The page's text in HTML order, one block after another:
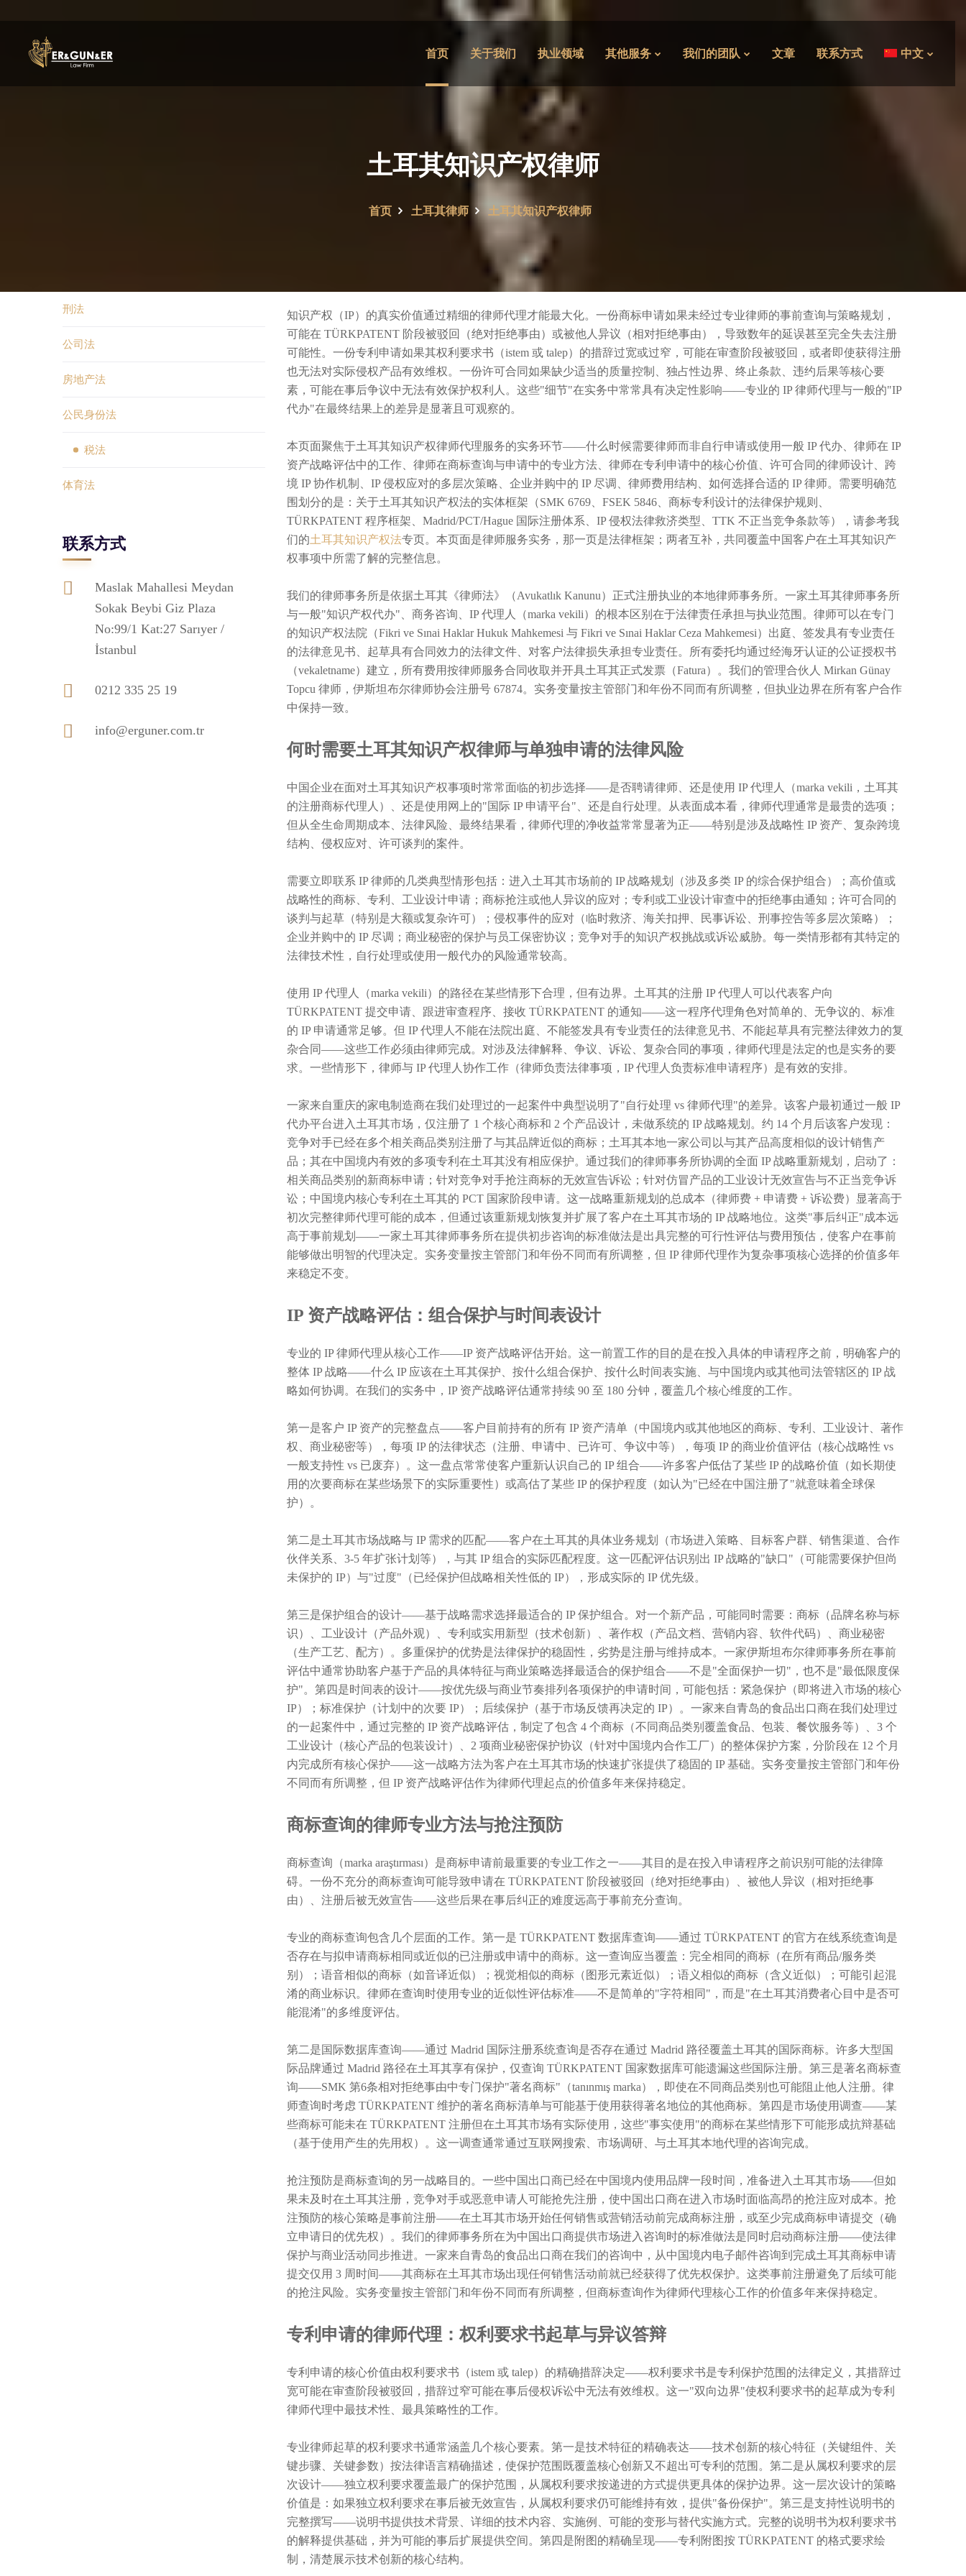
首页 关于我们 执业领域 其他服务 我们的团队 文章 联系方式 中文
土耳其知识产权律师
首页 土耳其律师 土耳其知识产权律师
知识产权（IP）的真实价值通过精细的律师代理才能最大化。一份商标申请如果未经过专业律师的事前查询与策略规划，
可能在 TÜRKPATENT 阶段被驳回（绝对拒绝事由）或被他人异议（相对拒绝事由），导致数年的延误甚至完全失去注册
可能性。一份专利申请如果其权利要求书（istem 或 talep）的措辞过宽或过窄，可能在审查阶段被驳回，或者即使获得注册
也无法对实际侵权产品有效维权。一份许可合同如果缺少适当的质量控制、独占性边界、终止条款、违约后果等核心要
素，可能在事后争议中无法有效保护权利人。这些"细节"在实务中常常具有决定性影响——专业的 IP 律师代理与一般的"IP
代办"在最终结果上的差异是显著且可观察的。
本页面聚焦于土耳其知识产权律师代理服务的实务环节——什么时候需要律师而非自行申请或使用一般 IP 代办、律师在 IP
资产战略评估中的工作、律师在商标查询与申请中的专业方法、律师在专利申请中的核心价值、许可合同的律师设计、跨
境 IP 协作机制、IP 侵权应对的多层次策略、企业并购中的 IP 尽调、律师费用结构、如何选择合适的 IP 律师。需要明确范
围划分的是：关于土耳其知识产权法的实体框架（SMK 6769、FSEK 5846、商标专利设计的法律保护规则、
TÜRKPATENT 程序框架、Madrid/PCT/Hague 国际注册体系、IP 侵权法律救济类型、TTK 不正当竞争条款等），请参考我
们的土耳其知识产权法专页。本页面是律师服务实务，那一页是法律框架；两者互补，共同覆盖中国客户在土耳其知识产
权事项中所需了解的完整信息。
我们的律师事务所是依据土耳其《律师法》（Avukatlık Kanunu）正式注册执业的本地律师事务所。一家土耳其律师事务所
与一般"知识产权代办"、商务咨询、IP 代理人（marka vekili）的根本区别在于法律责任承担与执业范围。律师可以在专门
的知识产权法院（Fikri ve Sınai Haklar Hukuk Mahkemesi 与 Fikri ve Sınai Haklar Ceza Mahkemesi）出庭、签发具有专业责任
的法律意见书、起草具有合同效力的法律文件、对客户法律损失承担专业责任。所有委托均通过经海牙认证的公证授权书
（vekaletname）建立，所有费用按律师服务合同收取并开具土耳其正式发票（Fatura）。我们的管理合伙人 Mirkan Günay
Topcu 律师，伊斯坦布尔律师协会注册号 67874。实务变量按主管部门和年份不同而有所调整，但执业边界在所有客户合作
中保持一致。
何时需要土耳其知识产权律师与单独申请的法律风险
中国企业在面对土耳其知识产权事项时常常面临的初步选择——是否聘请律师、还是使用 IP 代理人（marka vekili，土耳其
的注册商标代理人）、还是使用网上的"国际 IP 申请平台"、还是自行处理。从表面成本看，律师代理通常是最贵的选项；
但从全生命周期成本、法律风险、最终结果看，律师代理的净收益常常显著为正——特别是涉及战略性 IP 资产、复杂跨境
结构、侵权应对、许可谈判的案件。
需要立即联系 IP 律师的几类典型情形包括：进入土耳其市场前的 IP 战略规划（涉及多类 IP 的综合保护组合）；高价值或
战略性的商标、专利、工业设计申请；商标抢注或他人异议的应对；专利或工业设计审查中的拒绝事由通知；许可合同的
谈判与起草（特别是大额或复杂许可）；侵权事件的应对（临时救济、海关扣押、民事诉讼、刑事控告等多层次策略）；
企业并购中的 IP 尽调；商业秘密的保护与员工保密协议；竞争对手的知识产权挑战或诉讼威胁。每一类情形都有其特定的
法律技术性，自行处理或使用一般代办的风险通常较高。
使用 IP 代理人（marka vekili）的路径在某些情形下合理，但有边界。土耳其的注册 IP 代理人可以代表客户向
TÜRKPATENT 提交申请、跟进审查程序、接收 TÜRKPATENT 的通知——这一程序代理角色对简单的、无争议的、标准
的 IP 申请通常足够。但 IP 代理人不能在法院出庭、不能签发具有专业责任的法律意见书、不能起草具有完整法律效力的复
杂合同——这些工作必须由律师完成。对涉及法律解释、争议、诉讼、复杂合同的事项，律师代理是法定的也是实务的要
求。一些情形下，律师与 IP 代理人协作工作（律师负责法律事项，IP 代理人负责标准申请程序）是有效的安排。
一家来自重庆的家电制造商在我们处理过的一起案件中典型说明了"自行处理 vs 律师代理"的差异。该客户最初通过一般 IP
代办平台进入土耳其市场，仅注册了 1 个核心商标和 2 个产品设计，未做系统的 IP 战略规划。约 14 个月后该客户发现：
竞争对手已经在多个相关商品类别注册了与其品牌近似的商标；土耳其本地一家公司以与其产品高度相似的设计销售产
品；其在中国境内有效的多项专利在土耳其没有相应保护。通过我们的律师事务所协调的全面 IP 战略重新规划，启动了：
相关商品类别的新商标申请；针对竞争对手抢注商标的无效宣告诉讼；针对仿冒产品的工业设计无效宣告与不正当竞争诉
讼；中国境内核心专利在土耳其的 PCT 国家阶段申请。这一战略重新规划的总成本（律师费 + 申请费 + 诉讼费）显著高于
初次完整律师代理可能的成本，但通过该重新规划恢复并扩展了客户在土耳其市场的 IP 战略地位。这类"事后纠正"成本远
高于事前规划——一家土耳其律师事务所在提供初步咨询的标准做法是出具完整的可行性评估与费用预估，使客户在事前
能够做出明智的代理决定。实务变量按主管部门和年份不同而有所调整，但 IP 律师代理作为复杂事项核心选择的价值多年
来稳定不变。
IP 资产战略评估：组合保护与时间表设计
专业的 IP 律师代理从核心工作——IP 资产战略评估开始。这一前置工作的目的是在投入具体的申请程序之前，明确客户的
整体 IP 战略——什么 IP 应该在土耳其保护、按什么组合保护、按什么时间表实施、与中国境内或其他司法管辖区的 IP 战
略如何协调。在我们的实务中，IP 资产战略评估通常持续 90 至 180 分钟，覆盖几个核心维度的工作。
第一是客户 IP 资产的完整盘点——客户目前持有的所有 IP 资产清单（中国境内或其他地区的商标、专利、工业设计、著作
权、商业秘密等），每项 IP 的法律状态（注册、申请中、已许可、争议中等），每项 IP 的商业价值评估（核心战略性 vs
一般支持性 vs 已废弃）。这一盘点常常使客户重新认识自己的 IP 组合——许多客户低估了某些 IP 的战略价值（如长期使
用的次要商标在某些场景下的实际重要性）或高估了某些 IP 的保护程度（如认为"已经在中国注册了"就意味着全球保
护）。
第二是土耳其市场战略与 IP 需求的匹配——客户在土耳其的具体业务规划（市场进入策略、目标客户群、销售渠道、合作
伙伴关系、3-5 年扩张计划等），与其 IP 组合的实际匹配程度。这一匹配评估识别出 IP 战略的"缺口"（可能需要保护但尚
未保护的 IP）与"过度"（已经保护但战略相关性低的 IP），形成实际的 IP 优先级。
第三是保护组合的设计——基于战略需求选择最适合的 IP 保护组合。对一个新产品，可能同时需要：商标（品牌名称与标
识）、工业设计（产品外观）、专利或实用新型（技术创新）、著作权（产品文档、营销内容、软件代码）、商业秘密
（生产工艺、配方）。多重保护的优势是法律保护的稳固性，劣势是注册与维持成本。一家伊斯坦布尔律师事务所在事前
评估中通常协助客户基于产品的具体特征与商业策略选择最适合的保护组合——不是"全面保护一切"，也不是"最低限度保
护"。第四是时间表的设计——按优先级与商业节奏排列各项保护的申请时间，可能包括：紧急保护（即将进入市场的核心
IP）；标准保护（计划中的次要 IP）；后续保护（基于市场反馈再决定的 IP）。一家来自青岛的食品出口商在我们处理过
的一起案件中，通过完整的 IP 资产战略评估，制定了包含 4 个商标（不同商品类别覆盖食品、包装、餐饮服务等）、3 个
工业设计（核心产品的包装设计）、2 项商业秘密保护协议（针对中国境内合作工厂）的整体保护方案，分阶段在 12 个月
内完成所有核心保护——这一战略方法为客户在土耳其市场的快速扩张提供了稳固的 IP 基础。实务变量按主管部门和年份
不同而有所调整，但 IP 资产战略评估作为律师代理起点的价值多年来保持稳定。
商标查询的律师专业方法与抢注预防
商标查询（marka araştırması）是商标申请前最重要的专业工作之一——其目的是在投入申请程序之前识别可能的法律障
碍。一份不充分的商标查询可能导致申请在 TÜRKPATENT 阶段被驳回（绝对拒绝事由）、被他人异议（相对拒绝事
由）、注册后被无效宣告——这些后果在事后纠正的难度远高于事前充分查询。
专业的商标查询包含几个层面的工作。第一是 TÜRKPATENT 数据库查询——通过 TÜRKPATENT 的官方在线系统查询是
否存在与拟申请商标相同或近似的已注册或申请中的商标。这一查询应当覆盖：完全相同的商标（在所有商品/服务类
别）；语音相似的商标（如音译近似）；视觉相似的商标（图形元素近似）；语义相似的商标（含义近似）；可能引起混
淆的商业标识。律师在查询时使用专业的近似性评估标准——不是简单的"字符相同"，而是"在土耳其消费者心目中是否可
能混淆"的多维度评估。
第二是国际数据库查询——通过 Madrid 国际注册系统查询是否存在通过 Madrid 路径覆盖土耳其的国际商标。许多大型国
际品牌通过 Madrid 路径在土耳其享有保护，仅查询 TÜRKPATENT 国家数据库可能遗漏这些国际注册。第三是著名商标查
询——SMK 第6条相对拒绝事由中专门保护"著名商标"（tanınmış marka），即使在不同商品类别也可能阻止他人注册。律
师查询时考虑 TÜRKPATENT 维护的著名商标清单与可能基于使用获得著名地位的其他商标。第四是市场使用调查——某
些商标可能未在 TÜRKPATENT 注册但在土耳其市场有实际使用，这些"事实使用"的商标在某些情形下可能形成抗辩基础
（基于使用产生的先用权）。这一调查通常通过互联网搜索、市场调研、与土耳其本地代理的咨询完成。
抢注预防是商标查询的另一战略目的。一些中国出口商已经在中国境内使用品牌一段时间，准备进入土耳其市场——但如
果未及时在土耳其注册，竞争对手或恶意申请人可能抢先注册，使中国出口商在进入市场时面临高昂的抢注应对成本。抢
注预防的核心策略是事前注册——在土耳其市场开始任何销售或营销活动前完成商标注册，或至少完成商标申请提交（确
立申请日的优先权）。我们的律师事务所在为中国出口商提供市场进入咨询时的标准做法是同时启动商标注册——使法律
保护与商业活动同步推进。一家来自青岛的食品出口商在我们的咨询中，从中国境内电子邮件咨询到完成土耳其商标申请
提交仅用 3 周时间——其商标在土耳其市场出现任何销售活动前就已经获得了优先权保护。这类事前注册避免了后续可能
的抢注风险。实务变量按主管部门和年份不同而有所调整，但商标查询作为律师代理核心工作的价值多年来保持稳定。
专利申请的律师代理：权利要求书起草与异议答辩
专利申请的核心价值由权利要求书（istem 或 talep）的精确措辞决定——权利要求书是专利保护范围的法律定义，其措辞过
宽可能在审查阶段被驳回，措辞过窄可能在事后侵权诉讼中无法有效维权。这一"双向边界"使权利要求书的起草成为专利
律师代理中最技术性、最具策略性的工作。
专业律师起草的权利要求书通常涵盖几个核心要素。第一是技术特征的精确表达——技术创新的核心特征（关键组件、关
键步骤、关键参数）按法律语言精确描述，使保护范围既覆盖核心创新又不超出可专利的范围。第二是从属权利要求的层
次设计——独立权利要求覆盖最广的保护范围，从属权利要求按递进的方式提供更具体的保护边界。这一层次设计的策略
价值是：如果独立权利要求在事后被无效宣告，从属权利要求仍可能维持有效，提供"备份保护"。第三是支持性说明书的
完整撰写——说明书提供技术背景、详细的技术内容、实施例、可能的变形与替代实施方式。完整的说明书为权利要求书
的解释提供基础，并为可能的事后扩展提供空间。第四是附图的精确呈现——专利附图按 TÜRKPATENT 的格式要求绘
制，清楚展示技术创新的核心结构。
刑法
公司法
房地产法
公民身份法
税法
体育法
联系方式
Maslak Mahallesi Meydan
Sokak Beybi Giz Plaza
No:99/1 Kat:27 Sarıyer /
İstanbul
0212 335 25 19
info@erguner.com.tr